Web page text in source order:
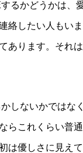
るかどうかは、
絡したい人もい
あります。それ
しないかではな
らこれくらい普
は優しさに見え